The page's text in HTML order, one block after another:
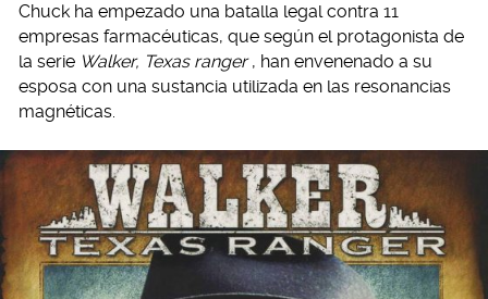
Chuck ha empezado una batalla legal contra 11
empresas farmacéuticas, que según el protagonista de
la serie Walker, Texas ranger , han envenenado a su
esposa con una sustancia utilizada en las resonancias
magnéticas.